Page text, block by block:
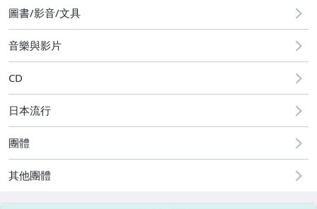
圖書/影音/文具
音樂與影片
CD
日本流行
團體
其他團體